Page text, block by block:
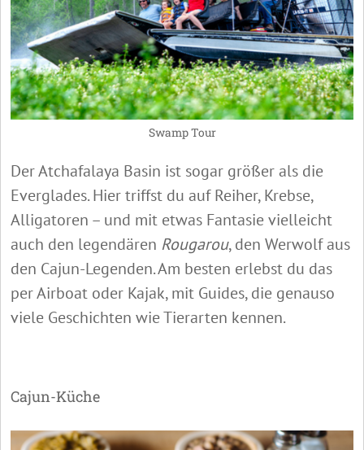
Swamp Tour
Der Atchafalaya Basin ist sogar größer als die
Everglades. Hier triffst du auf Reiher, Krebse,
Alligatoren – und mit etwas Fantasie vielleicht
auch den legendären Rougarou, den Werwolf aus
den Cajun-Legenden. Am besten erlebst du das
per Airboat oder Kajak, mit Guides, die genauso
viele Geschichten wie Tierarten kennen.
Cajun-Küche